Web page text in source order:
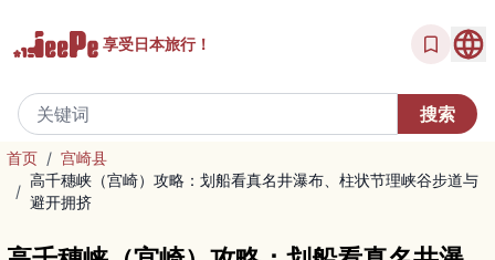
享受日本旅行！
首页 / 宫崎县
/
高千穗峡（宫崎）攻略：划船看真名井瀑布、柱状节理峡谷步道与
避开拥挤